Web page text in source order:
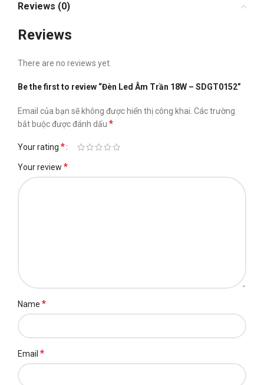
Reviews (0)
Reviews
There are no reviews yet.
Be the first to review “Đèn Led Âm Trần 18W – SDGT0152”
Email của bạn sẽ không được hiển thị công khai. Các trường
bắt buộc được đánh dấu *
Your rating *
Your review *
Name *
Email *